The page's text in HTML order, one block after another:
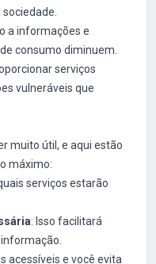
a informações e
consumo diminuem.
serviços
vulneráveis que
muito útil, e aqui estão
máximo:
serviços estarão
: Isso facilitará
acessíveis e você evita